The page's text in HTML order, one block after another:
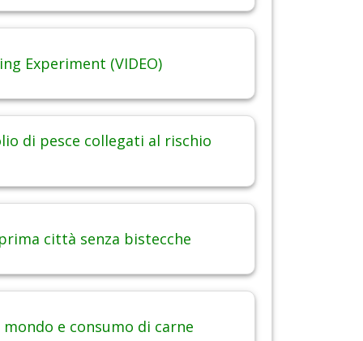
Experiment (VIDEO)
di pesce collegati al rischio
città senza bistecche
mondo e consumo di carne